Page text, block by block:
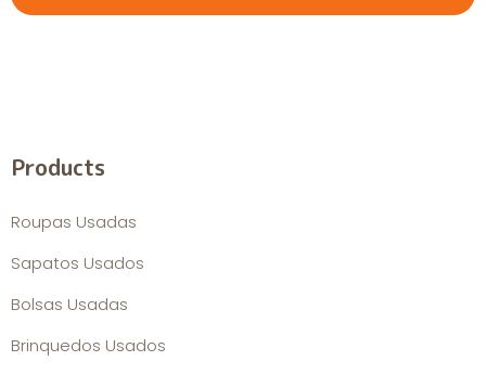
Products
Roupas Usadas
Sapatos Usados
Bolsas Usadas
Brinquedos Usados